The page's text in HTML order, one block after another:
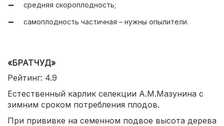
средняя скороплодность;
самоплодность частичная – нужны опылители.
«БРАТЧУД»
Рейтинг: 4.9
Естественный карлик селекции А.М.Мазунина с
зимним сроком потребления плодов.
При прививке на семенном подвое высота дерева